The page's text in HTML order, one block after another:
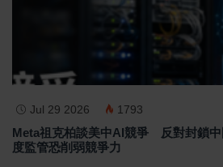
Jul 29 2026 1793
Meta祖克柏談美中AI競爭 反對封鎖
度監管恐削弱競爭力